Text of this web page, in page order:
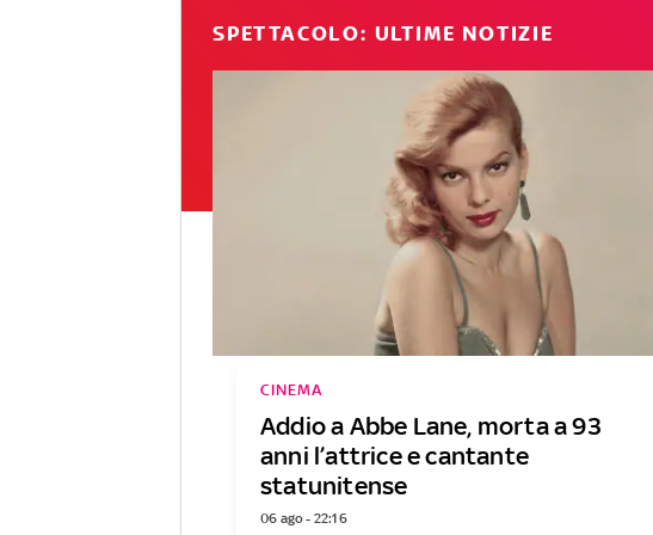
SPETTACOLO: ULTIME NOTIZIE
Addio a Abbe Lane, morta a 93
anni l’attrice e cantante
statunitense
CINEMA
06 ago - 22:16